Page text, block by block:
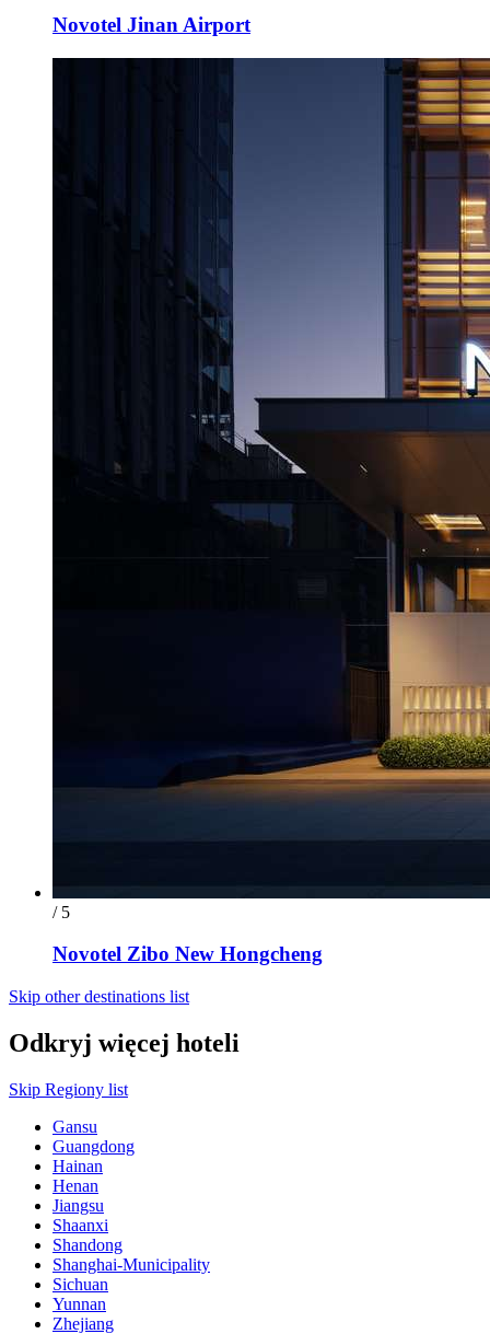
Novotel Jinan Airport
/ 5
Novotel Zibo New Hongcheng
Skip other destinations list
Odkryj więcej hoteli
Skip Regiony list
Gansu
Guangdong
Hainan
Henan
Jiangsu
Shaanxi
Shandong
Shanghai-Municipality
Sichuan
Yunnan
Zhejiang